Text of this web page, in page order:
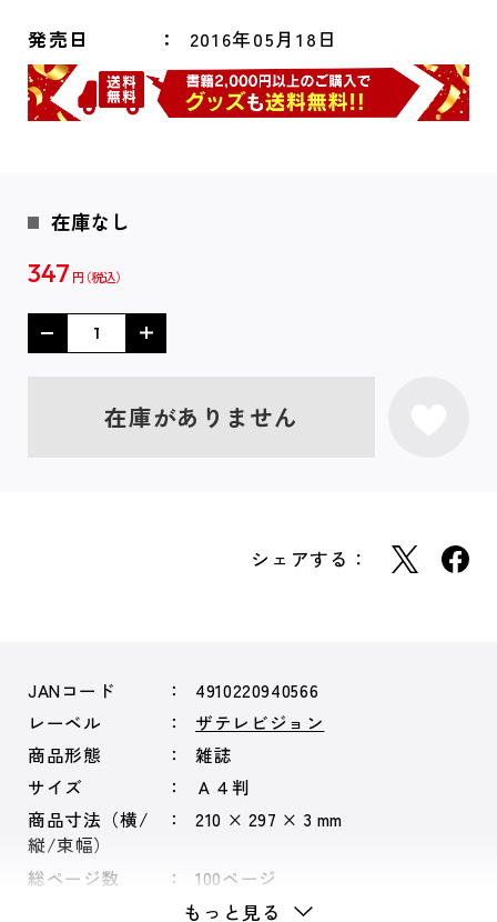
発売日 2016年05月18日
在庫なし
347 円
在庫がありません
シェアする：
JANコード
4910220940566
レーベル
ザテレビジョン
商品形態
雑誌
サイズ
Ａ４判
商品寸法（横/
縦/束幅）
210 × 297 × 3 mm
総ページ数 100ページ
もっと見る